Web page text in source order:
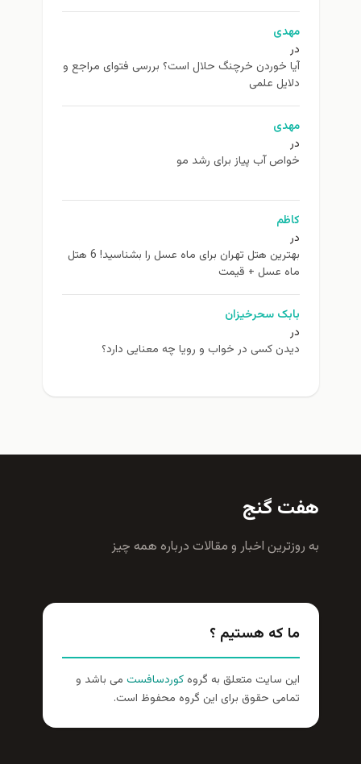
مهدی
در
آیا خوردن خرچنگ حلال است؟ بررسی فتوای مراجع و
دلایل علمی
مهدی
در
خواص آب پیاز برای رشد مو
کاظم
در
بهترین هتل تهران برای ماه عسل را بشناسید! 6 هتل
ماه عسل + قیمت
بابک سحرخیزان
در
دیدن کسی در خواب و رویا چه معنایی دارد؟
هفت گنج
به روزترين اخبار و مقالات درباره همه چيز
ما که هستیم ؟
این سایت متعلق به گروهکوردسافست می باشد و
تمامی حقوق برای این گروه محفوظ است.